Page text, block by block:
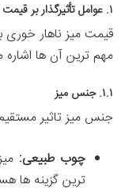
۱. عوامل تأثیرگذار بر قیمت میز ناهار خوری
قیمت میز ناهار خوری
مهم ترین آن ها اشاره
۱.۱. جنس میز
جنس میز تاثیر
چوب طبیعی:
ترین گزینه ها